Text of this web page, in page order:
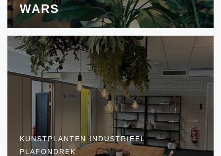
WARS
KUNSTPLANTEN INDUSTRIEEL
PLAFONDREK